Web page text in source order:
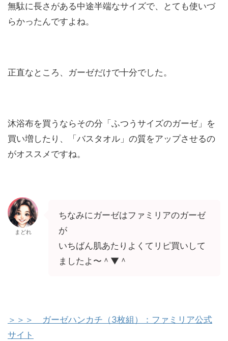
無駄に長さがある中途半端なサイズで、とても使いづ
らかったんですよね。
正直なところ、ガーゼだけで十分でした。
沐浴布を買うならその分「ふつうサイズのガーゼ」を
買い増したり、「バスタオル」の質をアップさせるの
がオススメですね。
まどれ
ちなみにガーゼはファミリアのガーゼ
が
いちばん肌あたりよくてリピ買いして
ましたよ〜＾▼＾
＞＞＞ ガーゼハンカチ（3枚組）：ファミリア公式
サイト